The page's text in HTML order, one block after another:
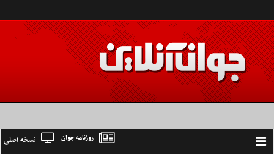
Toggle
نسخه اصلی روزنامه جوان